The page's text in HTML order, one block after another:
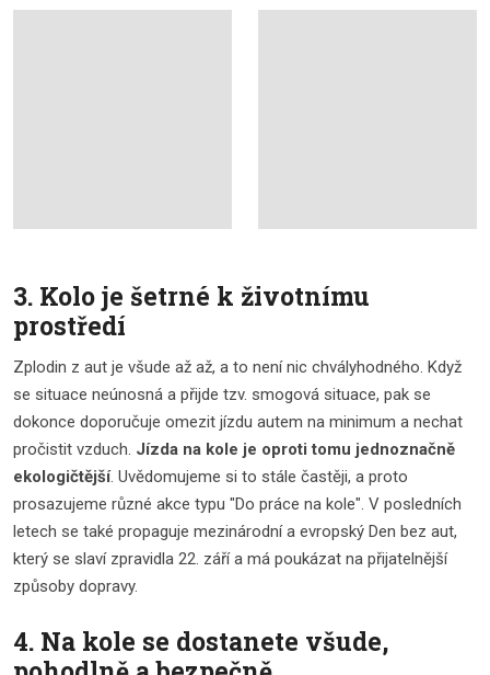
3. Kolo je šetrné k životnímu
prostředí
Zplodin z aut je všude až až, a to není nic chvályhodného. Když
se situace neúnosná a přijde tzv. smogová situace, pak se
dokonce doporučuje omezit jízdu autem na minimum a nechat
pročistit vzduch. Jízda na kole je oproti tomu jednoznačně
ekologičtější. Uvědomujeme si to stále častěji, a proto
prosazujeme různé akce typu "Do práce na kole". V posledních
letech se také propaguje mezinárodní a evropský Den bez aut,
který se slaví zpravidla 22. září a má poukázat na přijatelnější
způsoby dopravy.
4. Na kole se dostanete všude,